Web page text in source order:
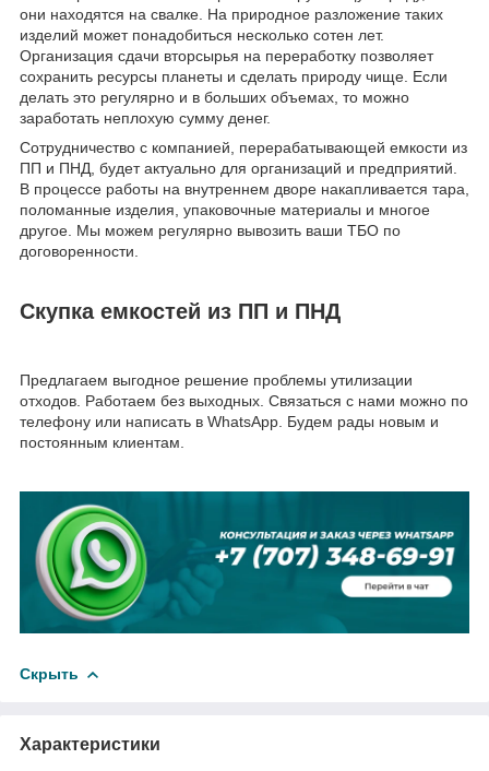
они находятся на свалке. На природное разложение таких
изделий может понадобиться несколько сотен лет.
Организация сдачи вторсырья на переработку позволяет
сохранить ресурсы планеты и сделать природу чище. Если
делать это регулярно и в больших объемах, то можно
заработать неплохую сумму денег.
Сотрудничество с компанией, перерабатывающей емкости из
ПП и ПНД, будет актуально для организаций и предприятий.
В процессе работы на внутреннем дворе накапливается тара,
поломанные изделия, упаковочные материалы и многое
другое. Мы можем регулярно вывозить ваши ТБО по
договоренности.
Скупка емкостей из ПП и ПНД
Предлагаем выгодное решение проблемы утилизации
отходов. Работаем без выходных. Связаться с нами можно по
телефону или написать в WhatsApp. Будем рады новым и
постоянным клиентам.
Скрыть
Характеристики